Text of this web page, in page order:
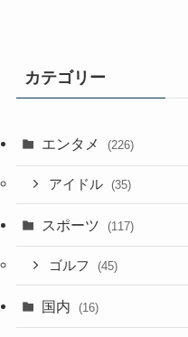
カテゴリー
エンタメ (226)
アイドル (35)
スポーツ (117)
ゴルフ (45)
国内 (16)